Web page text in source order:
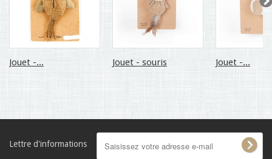
Jouet -... Jouet - souris Jouet -...
Lettre d'informations